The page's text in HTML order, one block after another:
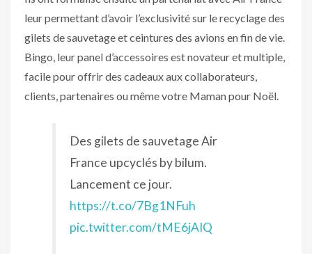
leur permettant d’avoir l’exclusivité sur le recyclage des
gilets de sauvetage et ceintures des avions en fin de vie.
Bingo, leur panel d’accessoires est novateur et multiple,
facile pour offrir des cadeaux aux collaborateurs,
clients, partenaires ou même votre Maman pour Noël.
Des gilets de sauvetage Air
France upcyclés by bilum.
Lancement ce jour.
https://t.co/7Bg1NFuh
pic.twitter.com/tME6jAIQ